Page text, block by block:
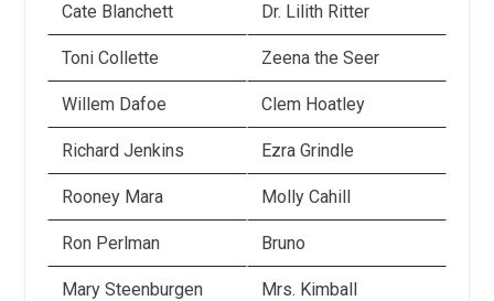
Cate Blanchett Dr. Lilith Ritter
Toni Collette Zeena the Seer
Willem Dafoe Clem Hoatley
Richard Jenkins Ezra Grindle
Rooney Mara Molly Cahill
Ron Perlman Bruno
Mary Steenburgen Mrs. Kimball